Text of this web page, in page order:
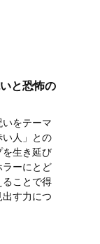
と恐怖の
いをテーマ
人」との
生き延び
ーにとど
ることで得
す力につ